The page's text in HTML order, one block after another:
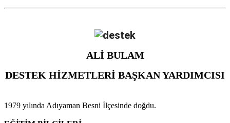
ALİ BULAM
DESTEK HİZMETLERİ BAŞKAN YARDIMCISI
1979 yılında Adıyaman Besni İlçesinde doğdu.